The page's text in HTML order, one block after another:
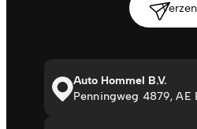
Auto Hommel B.V.
Penningweg 4879, AE